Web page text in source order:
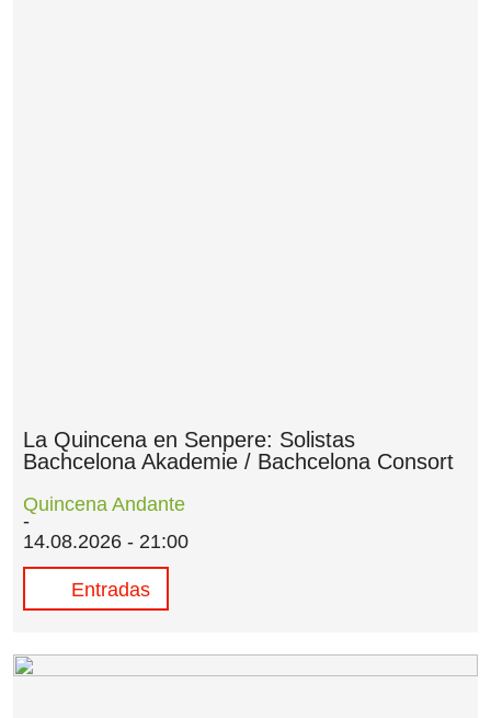
La Quincena en Senpere: Solistas
Bachcelona Akademie / Bachcelona Consort
Quincena Andante
14.08.2026 - 21:00
Entradas